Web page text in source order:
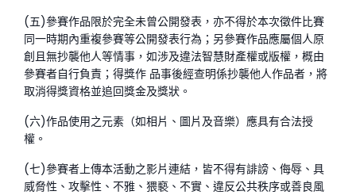
(五)參賽作品限於完全未曾公開發表，亦不得於本次徵件比賽
同一時期內重複參賽等公開發表行為；另參賽作品應屬個人原
創且無抄襲他人等情事，如涉及違法智慧財產權或版權，概由
參賽者自行負責；得獎作 品事後經查明係抄襲他人作品者，將
取消得獎資格並追回獎金及獎狀。
(六)作品使用之元素（如相片、圖片及音樂）應具有合法授
權。
(七)參賽者上傳本活動之影片連結，皆不得有誹謗、侮辱、具
威脅性、攻擊性、不雅、猥褻、不實、違反公共秩序或善良風